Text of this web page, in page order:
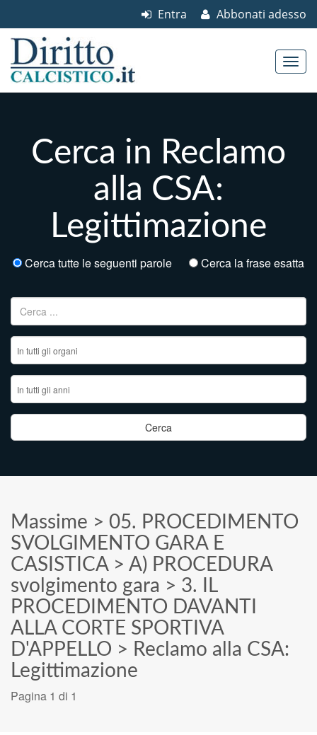
Abbonati adesso
Entra
Cerca in Reclamo
alla CSA:
Legittimazione
Cerca tutte le seguenti parole Cerca la frase esatta
Ricerca per:
Massime > 05. PROCEDIMENTO
SVOLGIMENTO GARA E
CASISTICA> A) PROCEDURA
svolgimento gara > 3. IL
PROCEDIMENTO DAVANTI
ALLA CORTE SPORTIVA
D'APPELLO > Reclamo alla CSA:
Legittimazione
Pagina 1 di 1